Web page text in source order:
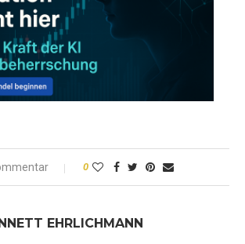
0
EHRLICHMANN